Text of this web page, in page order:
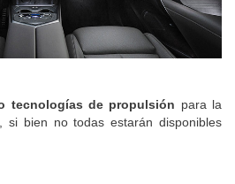
tecnologías de propulsión para la
si bien no todas estarán disponibles